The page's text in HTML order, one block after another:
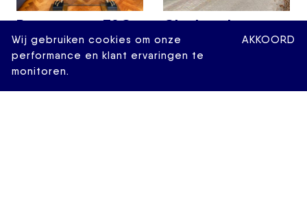
Paetsstraat 32C
€ 475.000,- k.k.
83 M2 3 KAMERS
Cleyburchstraat
44A 02
Wij gebruiken cookies om onze
performance en klant ervaringen te
monitoren.
AKKOORD